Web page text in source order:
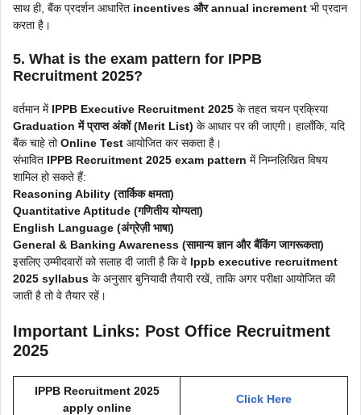
साथ ही, बैंक प्रदर्शन आधारित incentives और annual increment भी प्रदान
करता है।
5. What is the exam pattern for IPPB
Recruitment 2025?
वर्तमान में IPPB Executive Recruitment 2025 के तहत चयन प्रक्रिया
Graduation में प्राप्त अंकों (Merit List) के आधार पर की जाएगी। हालाँकि, यदि
बैंक चाहे तोOnline Test आयोजित कर सकता है।
संभावित IPPB Recruitment 2025 exam pattern में निम्नलिखित विषय
शामिल हो सकते हैं:
Reasoning Ability (तार्किक क्षमता)
Quantitative Aptitude (गणितीय योग्यता)
English Language (अंग्रेज़ी भाषा)
General & Banking Awareness (सामान्य ज्ञान और बैंकिंग जागरूकता)
इसलिए उम्मीदवारों को सलाह दी जाती है कि वे Ippb executive recruitment
2025 syllabus के अनुसार बुनियादी तैयारी रखें, ताकि अगर परीक्षा आयोजित की
जाती है तो वे तैयार रहें।
Important Links: Post Office Recruitment
2025
IPPB Recruitment 2025
apply online
Click Here